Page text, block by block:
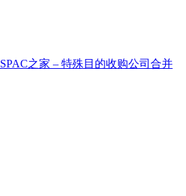
SPAC之家 – 特殊目的收购公司合并